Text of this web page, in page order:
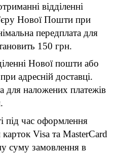
відділенні
Нової Пошти при
передплата для
150 грн.
Нової пошти або
адресній доставці.
для наложених платежів
під час оформлення
Visa та MasterCard
суму замовлення в